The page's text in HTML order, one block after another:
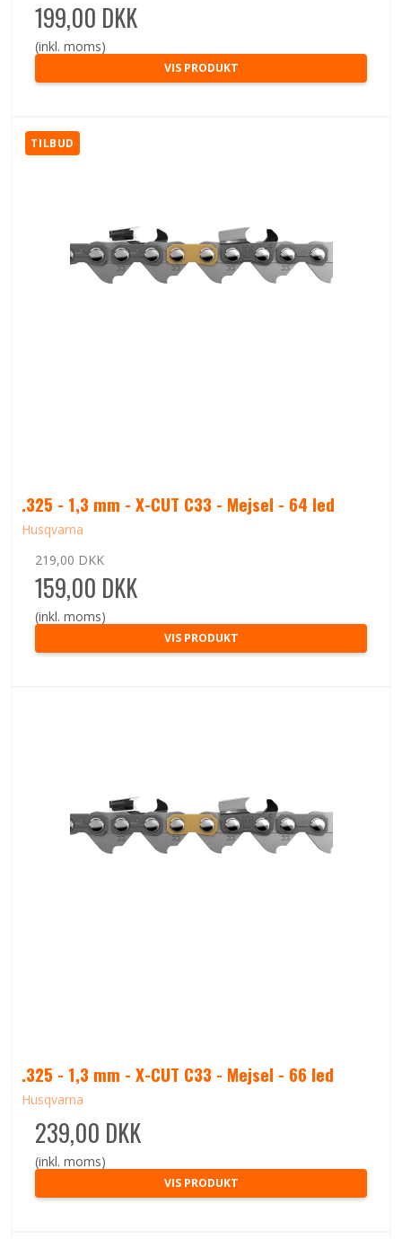
199,00 DKK
(inkl. moms)
VIS PRODUKT
TILBUD
.325 - 1,3 mm - X-CUT C33 - Mejsel - 64 led
Husqvarna
219,00 DKK
159,00 DKK
(inkl. moms)
VIS PRODUKT
.325 - 1,3 mm - X-CUT C33 - Mejsel - 66 led
Husqvarna
239,00 DKK
(inkl. moms)
VIS PRODUKT